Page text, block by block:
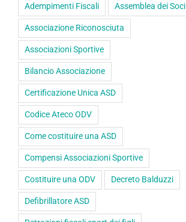
Adempimenti Fiscali Assemblea dei Soci
Associazione Riconosciuta
Associazioni Sportive
Bilancio Associazione
Certificazione Unica ASD
Codice Ateco ODV
Come costituire una ASD
Compensi Associazioni Sportive
Costituire una ODV Decreto Balduzzi
Defibrillatore ASD